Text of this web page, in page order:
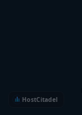
HostCitadel